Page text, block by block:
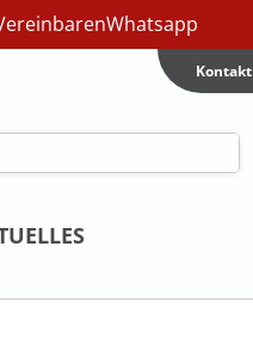
Whatsapp
Kontakt